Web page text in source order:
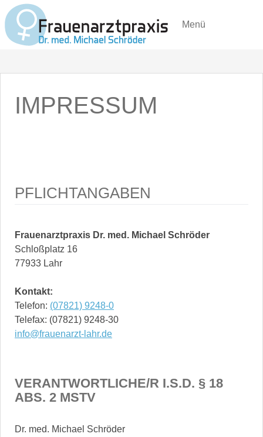
Menü
IMPRESSUM
PFLICHTANGABEN
Frauenarztpraxis Dr. med. Michael Schröder
Schloßplatz 16
77933 Lahr
Kontakt:
Telefon: (07821) 9248-0
Telefax: (07821) 9248-30
info@frauenarzt-lahr.de
VERANTWORTLICHE/R I.S.D. § 18
ABS. 2 MSTV
Dr. med. Michael Schröder